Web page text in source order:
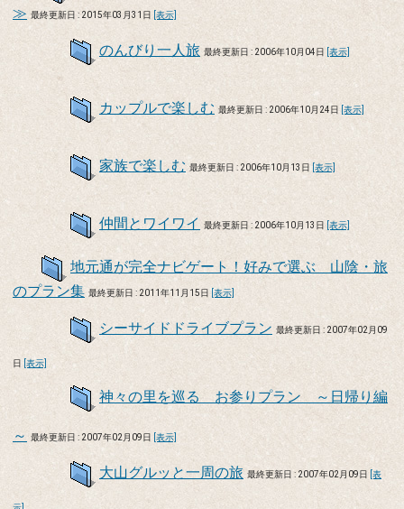
≫ 最終更新日 : 2015年03月31日 [表示]
のんびり一人旅 最終更新日 : 2006年10月04日 [表示]
カップルで楽しむ 最終更新日 : 2006年10月24日 [表示]
家族で楽しむ 最終更新日 : 2006年10月13日 [表示]
仲間とワイワイ 最終更新日 : 2006年10月13日 [表示]
地元通が完全ナビゲート！好みで選ぶ 山陰・旅
のプラン集 最終更新日 : 2011年11月15日 [表示]
シーサイドドライブプラン 最終更新日 : 2007年02月09
日 [表示]
神々の里を巡る お参りプラン ～日帰り編
～ 最終更新日 : 2007年02月09日 [表示]
大山グルッと一周の旅 最終更新日 : 2007年02月09日 [表